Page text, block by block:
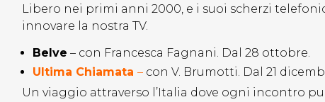
Libero nei primi anni 2000, e i suoi scherzi
innovare la nostra TV.
Belve – con Francesca Fagnani. Dal 28 ottobre.
Ultima Chiamata – con V. Brumotti. Dal 21
Un viaggio attraverso l’Italia dove ogni incontro